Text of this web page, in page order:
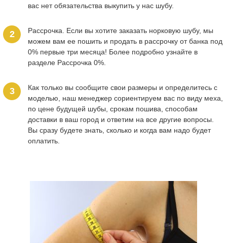
вас нет обязательства выкупить у нас шубу.
Рассрочка. Если вы хотите заказать норковую шубу, мы
можем вам ее пошить и продать в рассрочку от банка под
0% первые три месяца! Более подробно узнайте в
разделе Рассрочка 0%.
Как только вы сообщите свои размеры и определитесь с
моделью, наш менеджер сориентируем вас по виду меха,
по цене будущей шубы, срокам пошива, способам
доставки в ваш город и ответим на все другие вопросы.
Вы сразу будете знать, сколько и когда вам надо будет
оплатить.